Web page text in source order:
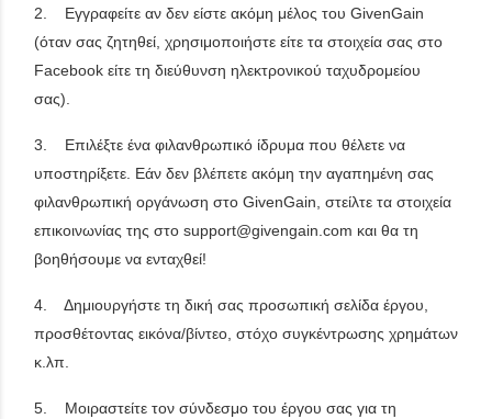
2. Εγγραφείτε αν δεν είστε ακόμη μέλος του GivenGain
(όταν σας ζητηθεί, χρησιμοποιήστε είτε τα στοιχεία σας στο
Facebook είτε τη διεύθυνση ηλεκτρονικού ταχυδρομείου
σας).
3. Επιλέξτε ένα φιλανθρωπικό ίδρυμα που θέλετε να
υποστηρίξετε. Εάν δεν βλέπετε ακόμη την αγαπημένη σας
φιλανθρωπική οργάνωση στο GivenGain, στείλτε τα στοιχεία
επικοινωνίας της στο support@givengain.com και θα τη
βοηθήσουμε να ενταχθεί!
4. Δημιουργήστε τη δική σας προσωπική σελίδα έργου,
προσθέτοντας εικόνα/βίντεο, στόχο συγκέντρωσης χρημάτων
κ.λπ.
5. Μοιραστείτε τον σύνδεσμο του έργου σας για τη